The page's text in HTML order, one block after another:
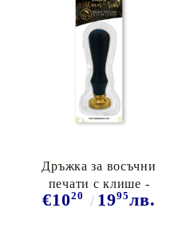
Дръжка за восъчни
печати с клише -
Stampera, Handle with
€1020 1995лв.